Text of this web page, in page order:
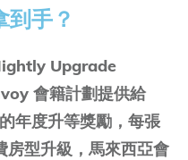
差距拉開 1.8 倍
積分，是效率最高
是什麼？
手？
Upgrade
會籍計劃提供給
年度升等獎勵，每張
型升級，馬來西亞會